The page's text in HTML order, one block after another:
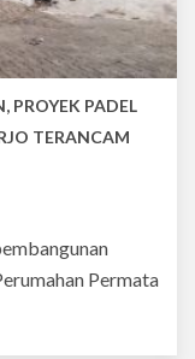
PROYEK PADEL
TERANCAM
Permata